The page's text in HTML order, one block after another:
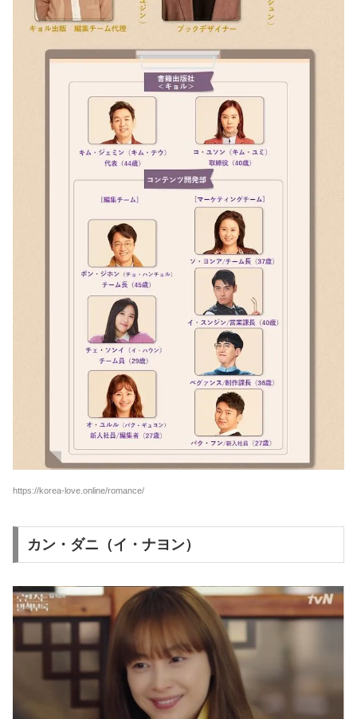
https://korea-love.online/romance/
カン・ダニ（イ・ナヨン）